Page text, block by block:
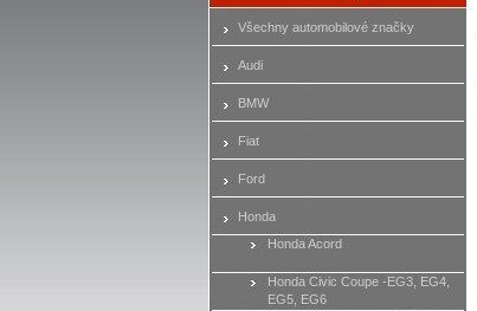
Všechny automobilové značky
Audi
BMW
Fiat
Ford
Honda
Honda Acord
Honda Civic Coupe -EG3, EG4,
EG5, EG6